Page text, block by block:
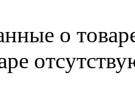
о